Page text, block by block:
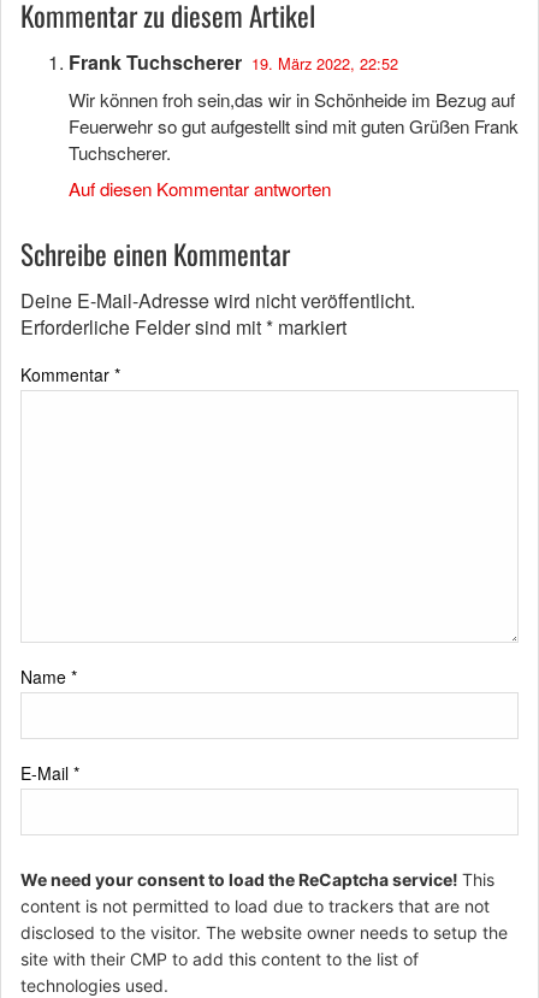
Kommentar zu diesem Artikel
Frank Tuchscherer 19. März 2022, 22:52
Wir können froh sein,das wir in Schönheide im Bezug auf
Feuerwehr so gut aufgestellt sind mit guten Grüßen Frank
Tuchscherer.
Auf diesen Kommentar antworten
Schreibe einen Kommentar
Deine E-Mail-Adresse wird nicht veröffentlicht.
Erforderliche Felder sind mit* markiert
Kommentar *
Name *
E-Mail *
We need your consent to load the ReCaptcha service! This
content is not permitted to load due to trackers that are not
disclosed to the visitor. The website owner needs to setup the
site with their CMP to add this content to the list of
technologies used.